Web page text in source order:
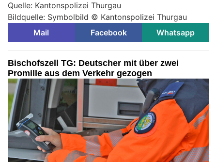
Quelle: Kantonspolizei Thurgau
Bildquelle: Symbolbild © Kantonspolizei Thurgau
Mail
Facebook Whatsapp
Bischofszell TG: Deutscher mit über zwei
Promille aus dem Verkehr gezogen